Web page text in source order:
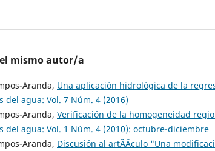
mismo autor/a
Aranda, Una aplicación hidrológica de la
del agua: Vol. 7 Núm. 4 (2016)
Aranda, Verificación de la homogeneidad
del agua: Vol. 1 Núm. 4 (2010): octubre-diciembre
Aranda, Discusión al artÃ­Â­culo "Una